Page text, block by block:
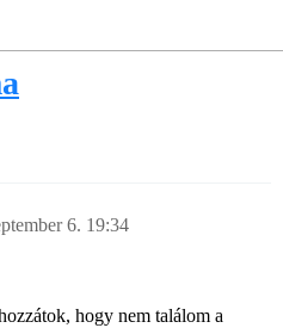
6. 19:34
hogy nem találom a